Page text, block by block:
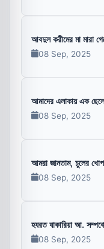
আবদুল করীমের মা মারা
08 Sep, 2025
আমাদের এলাকায় এক
08 Sep, 2025
আমরা জানতাম, চুলের
08 Sep, 2025
হযরত যাকারিয়া আ.
08 Sep, 2025